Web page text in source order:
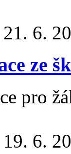
21. 6.
ze
pro
19. 6.